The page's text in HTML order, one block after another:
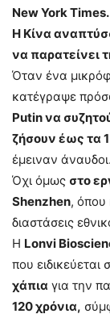
New York Times.
Η Κίνα
να παρατείνει
Όταν ένα
κατέγραψε
Putin να
ζήσουν έως τα
έμειναν άναυδοι.
Όχι όμως στο
Shenzhen, όπου
διαστάσεις
Η Lonvi
που ειδικεύεται
χάπια για την
120 χρόνια,